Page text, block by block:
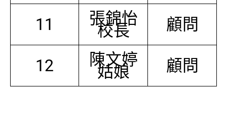
11 張錦怡
校長 顧問
12 陳文婷
姑娘 顧問